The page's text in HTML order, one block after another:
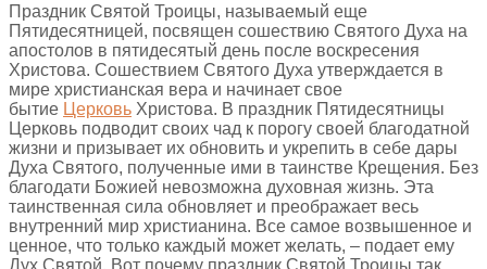
Праздник Святой Троицы, называемый еще
Пятидесятницей, посвящен сошествию Святого Духа на
апостолов в пятидесятый день после воскресения
Христова. Сошествием Святого Духа утверждается в
мире христианская вера и начинает свое
бытие Церковь Христова. В праздник Пятидесятницы
Церковь подводит своих чад к порогу своей благодатной
жизни и призывает их обновить и укрепить в себе дары
Духа Святого, полученные ими в таинстве Крещения. Без
благодати Божией невозможна духовная жизнь. Эта
таинственная сила обновляет и преображает весь
внутренний мир христианина. Все самое возвышенное и
ценное, что только каждый может желать, – подает ему
Дух Святой. Вот почему праздник Святой Троицы так